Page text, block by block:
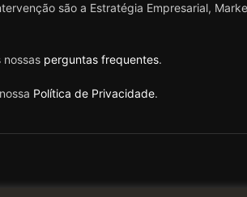
são a Estratégia Empresarial,
nossas perguntas frequentes.
Política de Privacidade.